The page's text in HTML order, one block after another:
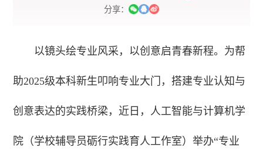
分享：
以镜头绘专业风采，以创意启青春新程。为帮
助2025级本科新生叩响专业大门，搭建专业认知与
创意表达的实践桥梁，近日，人工智能与计算机学
院（学校辅导员砺行实践育人工作室）举办“专业